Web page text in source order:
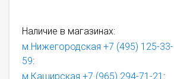
Наличие в магазинах:
м.Нижегородская +7 (495) 125-33-
59:
м.Каширская +7 (965) 294-71-21 :